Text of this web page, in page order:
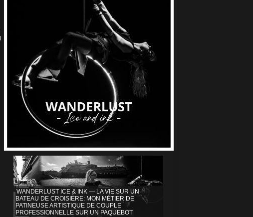
WANDERLUST ICE & INK — LA VIE SUR UN
BATEAU DE CROISIÈRE: MON MÉTIER DE
PATINEUSE ARTISTIQUE DE COUPLE
PROFESSIONNELLE SUR UN PAQUEBOT